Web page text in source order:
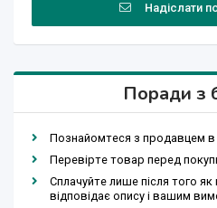
Надіслати
Поради з
Познайомтеся з продавцем в
Перевірте товар перед
Сплачуйте лише після того
відповідає опису і вашим